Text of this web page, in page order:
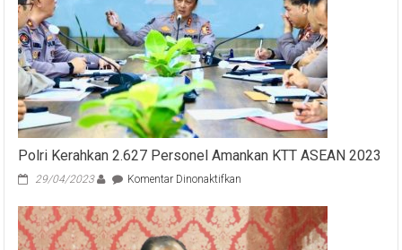
Polri Kerahkan 2.627 Personel Amankan KTT ASEAN 2023
29/04/2023 Komentar Dinonaktifkan
Kerahkan
2.627
Personel